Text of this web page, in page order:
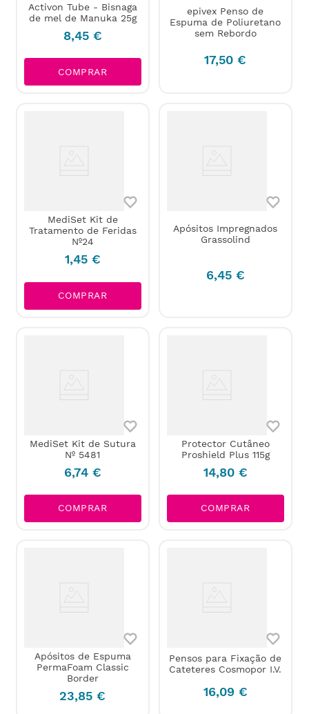
Activon Tube - Bisnaga
de mel de Manuka 25g
8,45 €
COMPRAR
epivex Penso de
Espuma de Poliuretano
sem Rebordo
17,50 €
MediSet Kit de
Tratamento de Feridas
Nº24
1,45 €
COMPRAR
Apósitos Impregnados
Grassolind
6,45 €
MediSet Kit de Sutura
Nº 5481
6,74 €
COMPRAR
Protector Cutâneo
Proshield Plus 115g
14,80 €
COMPRAR
Apósitos de Espuma
PermaFoam Classic
Border
23,85 €
Pensos para Fixação de
Cateteres Cosmopor I.V.
16,09 €